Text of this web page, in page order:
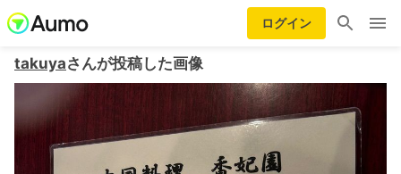
ログイン
takuyaさんが投稿した画像